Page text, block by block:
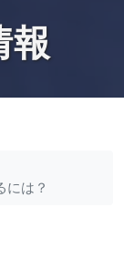
報
には？